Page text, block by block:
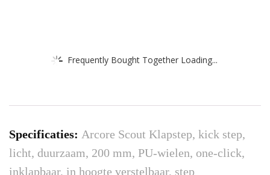
Frequently Bought Together Loading...
Specificaties: Arcore Scout Klapstep, kick step,
licht, duurzaam, 200 mm, PU-wielen, one-click,
inklapbaar, in hoogte verstelbaar, step